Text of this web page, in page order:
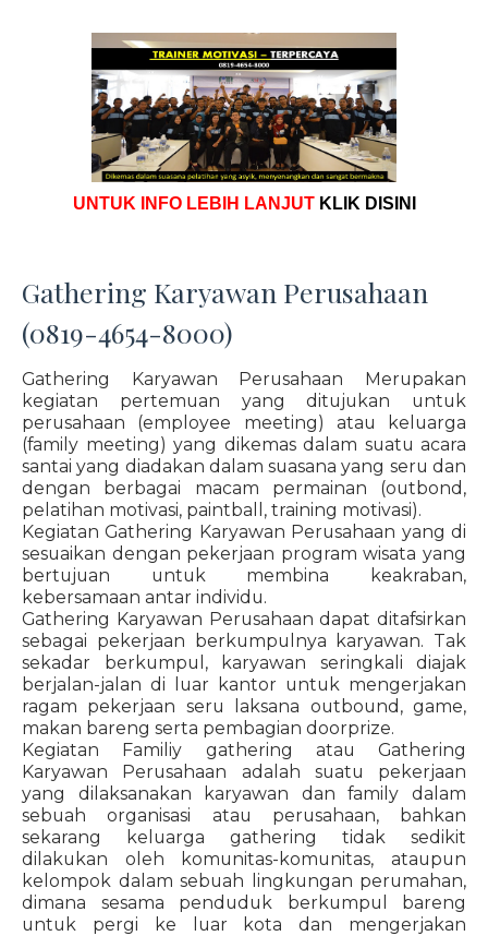
UNTUK INFO LEBIH LANJUT KLIK DISINI
Gathering Karyawan Perusahaan
(0819-4654-8000)
Gathering Karyawan Perusahaan Merupakan
kegiatan pertemuan yang ditujukan untuk
perusahaan (employee meeting) atau keluarga
(family meeting) yang dikemas dalam suatu acara
santai yang diadakan dalam suasana yang seru dan
dengan berbagai macam permainan (outbond,
pelatihan motivasi, paintball, training motivasi).
Kegiatan Gathering Karyawan Perusahaan yang di
sesuaikan dengan pekerjaan program wisata yang
bertujuan untuk membina keakraban,
kebersamaan antar individu.
Gathering Karyawan Perusahaan dapat ditafsirkan
sebagai pekerjaan berkumpulnya karyawan. Tak
sekadar berkumpul, karyawan seringkali diajak
berjalan-jalan di luar kantor untuk mengerjakan
ragam pekerjaan seru laksana outbound, game,
makan bareng serta pembagian doorprize.
Kegiatan Familiy gathering atau Gathering
Karyawan Perusahaan adalah suatu pekerjaan
yang dilaksanakan karyawan dan family dalam
sebuah organisasi atau perusahaan, bahkan
sekarang keluarga gathering tidak sedikit
dilakukan oleh komunitas-komunitas, ataupun
kelompok dalam sebuah lingkungan perumahan,
dimana sesama penduduk berkumpul bareng
untuk pergi ke luar kota dan mengerjakan